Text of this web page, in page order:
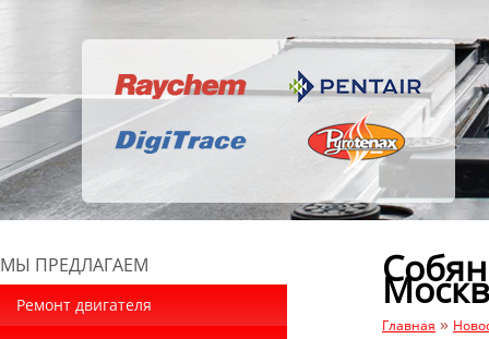
МЫ ПРЕДЛАГАЕМ
Ремонт двигателя
Главная »